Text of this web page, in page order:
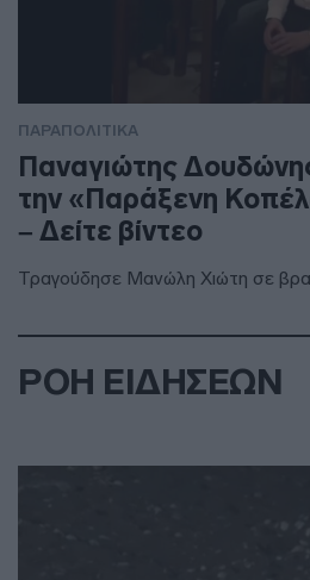
ΠΑΡΑΠΟΛΙΤΙΚΑ
Παναγιώτης
την «Παράξενη
– Δείτε βίντεο
Τραγούδησε Μανώλη Χιώτη σε
ΡΟΗ ΕΙΔΗΣΕΩΝ